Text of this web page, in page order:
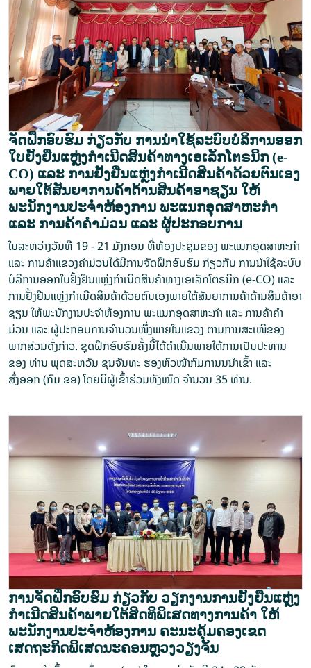
ຈັດຝຶກອົບຮົມ ກ່ຽວກັບ ການນໍາໃຊ້ລະບົບບໍລິການອອກ
ໃບຢັ້ງຢືນແຫຼ່ງກໍາເນີດສິນຄ້າທາງເອເລັກໂຕຣນິກ (e-
CO) ແລະ ການຢັ້ງຢືນແຫຼ່ງກຳເນີດສິນຄ້າດ້ວຍຕົນເອງ
ພາຍໃຕ້ສັນຍາການຄ້າດ້ານສິນຄ້າອາຊຽນ ໃຫ້
ພະນັກງານປະຈໍາຫ້ອງການ ພະແນກອຸດສາຫະກຳ
ແລະ ການຄ້າຄຳມ່ວນ ແລະ ຜູ້ປະກອບການ
ໃນລະຫວ່າງວັນທີ 19 - 21 ມັງກອນ ທີ່ຫ້ອງປະຊຸມຂອງ ພະແນກອຸດສາຫະກຳ
ແລະ ການຄ້າແຂວງຄຳມ່ວນໄດ້ມີການຈັດຝຶກອົບຮົມ ກ່ຽວກັບ ການນໍາໃຊ້ລະບົບ
ບໍລິການອອກໃບຢັ້ງຢືນແຫຼ່ງກໍາເນີດສິນຄ້າທາງເອເລັກໂຕຣນິກ (e-CO) ແລະ
ການຢັ້ງຢືນແຫຼ່ງກຳເນີດສິນຄ້າດ້ວຍຕົນເອງພາຍໃຕ້ສັນຍາການຄ້າດ້ານສິນຄ້າອາ
ຊຽນ ໃຫ້ພະນັກງານປະຈໍາຫ້ອງການ ພະແນກອຸດສາຫະກຳ ແລະ ການຄ້າຄຳ
ມ່ວນ ແລະ ຜູ້ປະກອບການຈຳນວນໜຶ່ງພາຍໃນແຂວງ ຕາມການສະເໜີຂອງ
ພາກສ່ວນດັ່ງກ່າວ. ຊຸດຝຶກອົບຮົມຄັ້ງນີ້ໄດ້ດຳເນີນພາຍໃຕ້ການເປັນປະທານ
ຂອງ ທ່ານ ພຸດສະຫວັນ ຂຸນຈັນທະ ຮອງຫົວໜ້າກົມການນນຳເຂົ້າ ແລະ
ສົ່ງອອກ (ກົມ ຂອ) ໂດຍມີຜູ້ເຂົ້າຮ່ວມທັງໝົດ ຈຳນວນ 35 ທ່ານ.
ການຈັດຝຶກອົບຮົມ ກ່ຽວກັບ ວຽກງານການຢັ້ງຢືນແຫຼ່ງ
ກໍາເນີດສິນຄ້າພາຍໃຕ້ສິດທິພິເສດທາງການຄ້າ ໃຫ້
ພະນັກງານປະຈໍາຫ້ອງການ ຄະນະຄຸ້ມຄອງເຂດ
ເສດຖະກິດພິເສດນະຄອນຫຼວງວຽງຈັນ